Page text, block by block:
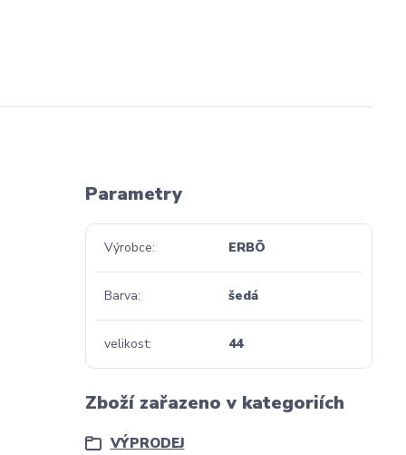
Parametry
Výrobce ERBÖ
Barva šedá
velikost 44
Zboží zařazeno v kategoriích
VÝPRODEJ